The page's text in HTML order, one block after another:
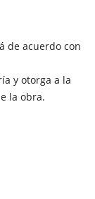
de acuerdo con
y otorga a la
la obra.